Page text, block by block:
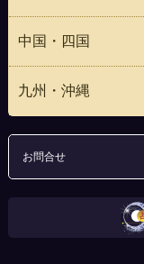
中国・四国
九州・沖縄
お問合せ